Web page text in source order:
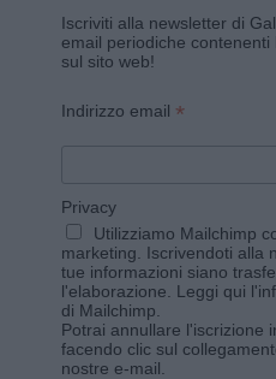
Iscriviti alla newsletter di
email periodiche
sul sito web!
Indirizzo email *
Privacy
Utilizziamo Mailchimp
marketing. Iscrivendoti alla
tue informazioni siano
l'elaborazione. Leggi qui
di Mailchimp
Potrai annullare l'iscrizione
facendo clic sul
nostre e-mail.